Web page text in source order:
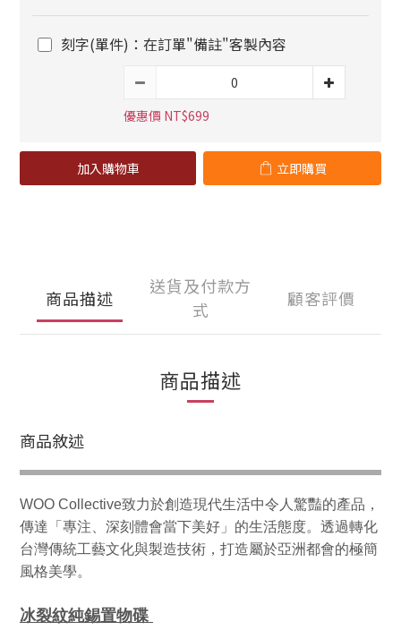
刻字(單件)：在訂單"備註"客製內容
優惠價 NT$699
加入購物車 立即購買
商品描述
送貨及付款方
式
顧客評價
商品描述
商品敘述
WOO Collective致力於創造現代生活中令人驚豔的產品，
傳達「專注、深刻體會當下美好」的生活態度。透過轉化
台灣傳統工藝文化與製造技術，打造屬於亞洲都會的極簡
風格美學。
冰裂紋純錫置物碟